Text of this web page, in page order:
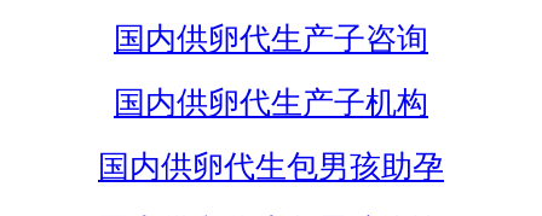
国内供卵代生产子咨询
国内供卵代生产子机构
国内供卵代生包男孩助孕